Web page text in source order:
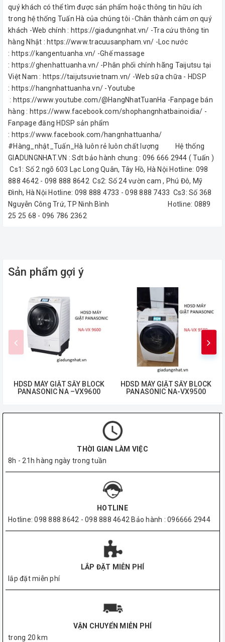
quý khách có thể tìm được sản phẩm hoặc thông tin hữu ích
trong hệ thống Tuấn Hà của chúng tôi -Chân thành cảm ơn quý
khách -Web chính : https://giadungnhat.vn/ -Tra cứu thông tin
hàng Nhật : https://www.tracuusanpham.vn/ -Loc nước
: https://kangentuanha.vn/ -Ghế massage
: https://ghenhattuanha.vn/ -Phân phối chính hãng Taijutsu tại
Việt Nam : https://taijutsuvietnam.vn/ -Web sữa chữa - HDSP
: https://hangnhattuanha.vn/ -Youtube
: https://www.youtube.com/@HangNhatTuanHa -Fanpage bán
hàng : https://www.facebook.com/shophangnhatbainoidia/ -
Fanpage đăng HDSP sản phẩm
: https://www.facebook.com/hangnhattuanha/
#Hàng_nhật_Tuấn_Hà luôn rẻ luôn chất lượng Hệ thống
GIADUNGNHAT.VN : Sdt bảo hành chung : 096 666 2944 ( Tuấn )
Cs1: Số 2 ngõ 603 Lạc Long Quân, Tây Hồ, Hà Nội Hotline: 098
888 4642 - 098 888 8642 Cs2: Số 24 vườn cam , Phú Đô, Mỹ
Đình, Hà Nội Hotline: 098 888 4733 - 098 888 7433 Cs3: Số 368
Nguyễn Công Trứ, TP Ninh Bình Hotline: 0889
25 25 68 - 096 786 2362
Sản phẩm gợi ý
HDSD MÁY GIẶT SẤY BLOCK
PANASONIC NA –VX9600
HDSD MÁY GIẶT SẤY BLOCK
PANASONIC NA-VX9500
THỜI GIAN LÀM VIỆC
8h - 21h hàng ngày trong tuần
HOTLINE
Hotline: 098 888 8642 - 098 888 4642 Bảo hành : 096666 2944
LẮP ĐẶT MIỄN PHÍ
lắp đặt miễn phí
VẬN CHUYỂN MIỄN PHÍ
trong 20 km